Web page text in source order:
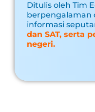
Ditulis oleh Tim
berpengalaman
informasi
dan SAT, serta
negeri.